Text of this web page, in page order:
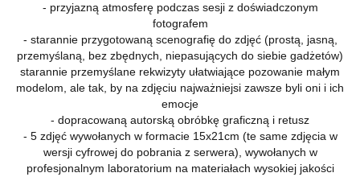
- przyjazną atmosferę podczas sesji z doświadczonym
fotografem
- starannie przygotowaną scenografię do zdjęć (prostą, jasną,
przemyślaną, bez zbędnych, niepasujących do siebie gadżetów)
starannie przemyślane rekwizyty ułatwiające pozowanie małym
modelom, ale tak, by na zdjęciu najważniejsi zawsze byli oni i ich
emocje
- dopracowaną autorską obróbkę graficzną i retusz
- 5 zdjęć wywołanych w formacie 15x21cm (te same zdjęcia w
wersji cyfrowej do pobrania z serwera), wywołanych w
profesjonalnym laboratorium na materiałach wysokiej jakości